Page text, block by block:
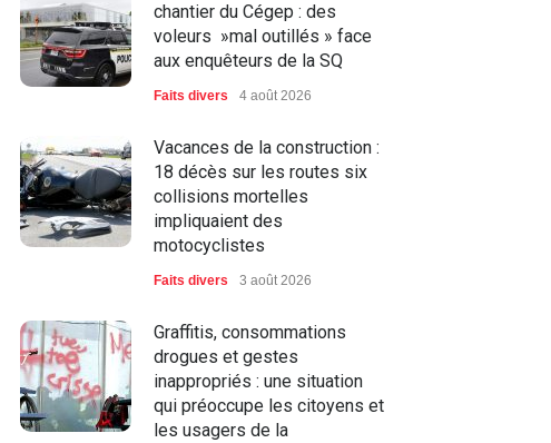
chantier du Cégep : des
voleurs »mal outillés » face
aux enquêteurs de la SQ
Faits divers 4 août 2026
Vacances de la construction :
18 décès sur les routes six
collisions mortelles
impliquaient des
motocyclistes
Faits divers 3 août 2026
Graffitis, consommations
drogues et gestes
inappropriés : une situation
qui préoccupe les citoyens et
les usagers de la